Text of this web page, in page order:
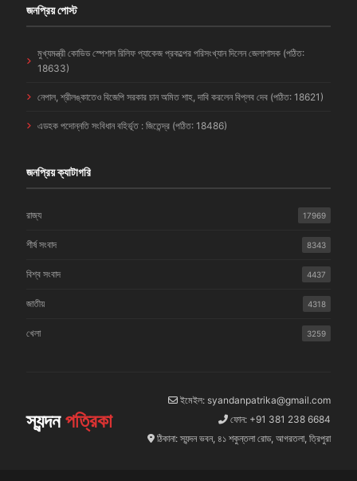
জনপ্রিয় পোস্ট
মুখ্যমন্ত্রী কোভিড স্পেশাল রিলিফ প্যাকেজ প্রকল্পের পরিসংখ্যান দিলেন জেলাশাসক (পঠিত:
18633)
নেপাল, শ্রীলঙ্কাতেও বিজেপি সরকার চান অমিত শাহ, দাবি করলেন বিপ্লব দেব (পঠিত: 18621)
এডহক পদোন্নতি সংবিধান বহির্ভূত : জিতেন্দ্র (পঠিত: 18486)
জনপ্রিয় ক্যাটাগরি
রাজ্য 17969
শীর্ষ সংবাদ 8343
বিশ্ব সংবাদ 4437
জাতীয় 4318
খেলা 3259
স্যন্দনপত্রিকা
ইমেইল: syandanpatrika@gmail.com
ফোন: +91 381 238 6684
ঠিকানা: স্যন্দন ভবন, ৪১ শকুন্তলা রোড, আগরতলা, ত্রিপুরা